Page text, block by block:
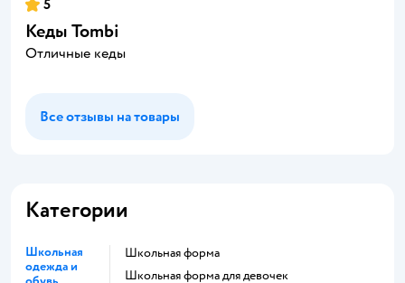
5
Кеды Tombi
Отличные кеды
Все отзывы на товары
Категории
Школьная
одежда и
Школьная форма
Школьная форма для девочек